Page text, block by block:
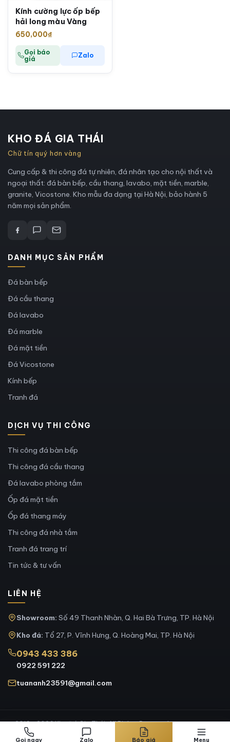
Kính cường lực ốp bếp
hải long màu Vàng
650,000₫
Gọi báo
giá
Zalo
KHO ĐÁ GIA THÁI
Chữ tín quý hơn vàng
Cung cấp & thi công đá tự nhiên, đá nhân tạo cho nội thất và
ngoại thất: đá bàn bếp, cầu thang, lavabo, mặt tiền, marble,
granite, Vicostone. Kho mẫu đa dạng tại Hà Nội, bảo hành 5
năm mọi sản phẩm.
DANH MỤC SẢN PHẨM
Đá bàn bếp
Đá cầu thang
Đá lavabo
Đá marble
Đá mặt tiền
Đá Vicostone
Kính bếp
Tranh đá
DỊCH VỤ THI CÔNG
Thi công đá bàn bếp
Thi công đá cầu thang
Đá lavabo phòng tắm
Ốp đá mặt tiền
Ốp đá thang máy
Thi công đá nhà tắm
Tranh đá trang trí
Tin tức & tư vấn
LIÊN HỆ
Showroom: Số 49 Thanh Nhàn, Q. Hai Bà Trưng, TP. Hà Nội
Kho đá: Tổ 27, P. Vĩnh Hưng, Q. Hoàng Mai, TP. Hà Nội
0943 433 386
0922 591 222
tuananh23591@gmail.com
© 2016 - 2026 Kho Đá Gia Thái. All Rights Reserved.
Giới thiệu
Chính sách bảo mật
Gọi ngay Zalo Báo giá Menu